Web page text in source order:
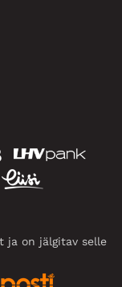
ja on jälgitav selle